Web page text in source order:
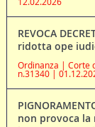
REVOCA
ridotta ope
Ordinanza | Corte
n.31340 |
non provoca la